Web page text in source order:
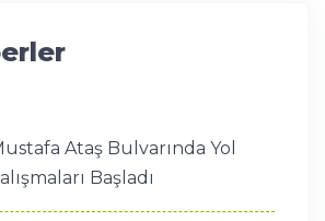
Ataş Bulvarında Yol
Başladı